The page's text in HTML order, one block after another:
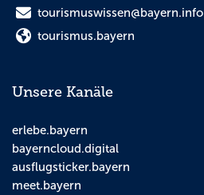
tourismuswissen@bayern.info
tourismus.bayern
Unsere Kanäle
erlebe.bayern
bayerncloud.digital
ausflugsticker.bayern
meet.bayern